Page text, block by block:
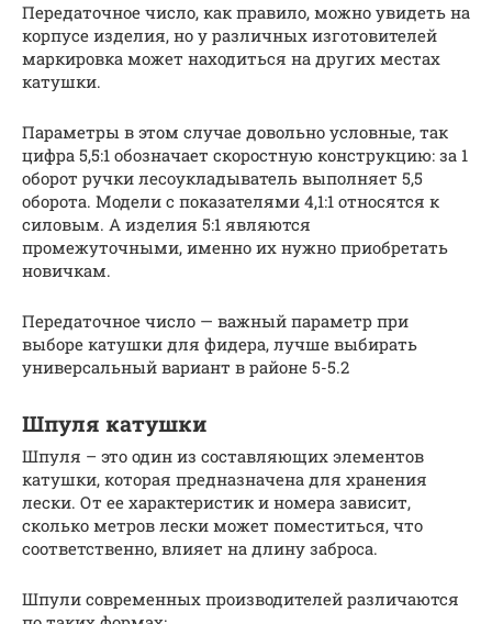
Передаточное число, как правило, можно увидеть на
корпусе изделия, но у различных изготовителей
маркировка может находиться на других местах
катушки.
Параметры в этом случае довольно условные, так
цифра 5,5:1 обозначает скоростную конструкцию: за 1
оборот ручки лесоукладыватель выполняет 5,5
оборота. Модели с показателями 4,1:1 относятся к
силовым. А изделия 5:1 являются
промежуточными, именно их нужно приобретать
новичкам.
Передаточное число — важный параметр при
выборе катушки для фидера, лучше выбирать
универсальный вариант в районе 5-5.2
Шпуля катушки
Шпуля – это один из составляющих элементов
катушки, которая предназначена для хранения
лески. От ее характеристик и номера зависит,
сколько метров лески может поместиться, что
соответственно, влияет на длину заброса.
Шпули современных производителей различаются